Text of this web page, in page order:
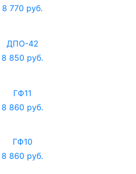
8 770 руб.
ДПО-42
8 850 руб.
ГФ11
8 860 руб.
ГФ10
8 860 руб.